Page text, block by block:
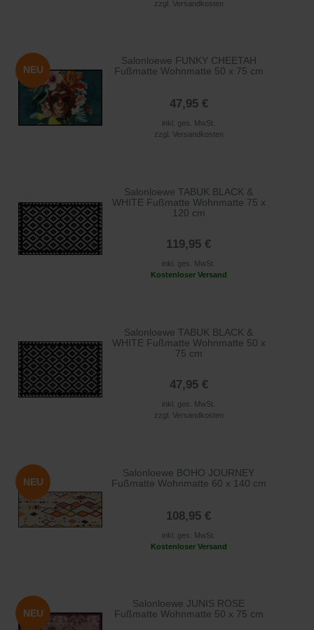
zzgl. Versandkosten
NEU
Salonloewe FUNKY CHEETAH
Fußmatte Wohnmatte 50 x 75 cm
47,95 €
inkl. ges. MwSt.
zzgl. Versandkosten
Salonloewe TABUK BLACK &
WHITE Fußmatte Wohnmatte 75 x
120 cm
119,95 €
inkl. ges. MwSt.
Kostenloser Versand
Salonloewe TABUK BLACK &
WHITE Fußmatte Wohnmatte 50 x
75 cm
47,95 €
inkl. ges. MwSt.
zzgl. Versandkosten
NEU
Salonloewe BOHO JOURNEY
Fußmatte Wohnmatte 60 x 140 cm
108,95 €
inkl. ges. MwSt.
Kostenloser Versand
NEU
Salonloewe JUNIS ROSE
Fußmatte Wohnmatte 50 x 75 cm